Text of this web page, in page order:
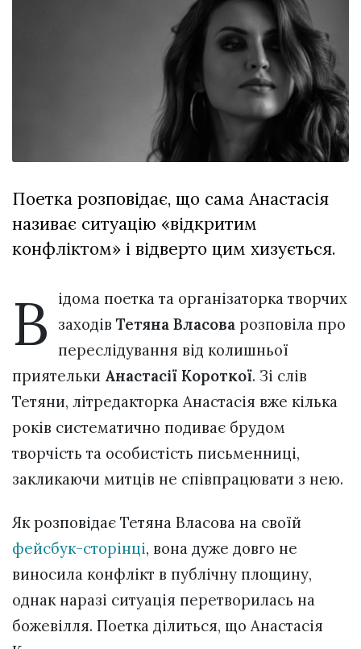
ZONE 18+
Політика конфіденційності
Поетка розповідає, що сама Анастасія
називає ситуацію «відкритим
конфліктом» і відверто цим хизується.
В
ідома поетка та організаторка творчих
заходів Тетяна Власова розповіла про
переслідування від колишньої
приятельки Анастасії Короткої. Зі слів
Тетяни, літредакторка Анастасія вже кілька
років систематично подиває брудом
творчість та особистість письменниці,
закликаючи митців не співпрацювати з нею.
Як розповідає Тетяна Власова на своїй
фейсбук-сторінці, вона дуже довго не
виносила конфлікт в публічну площину,
однак наразі ситуація перетворилась на
божевілля. Поетка ділиться, що Анастасія